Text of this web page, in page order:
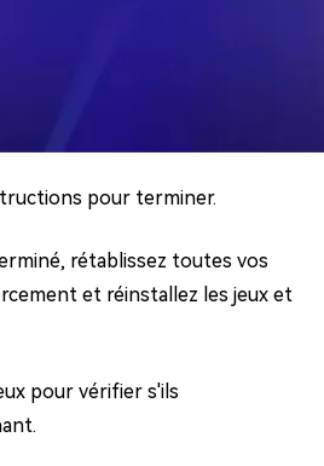
pour terminer.
rétablissez toutes vos
et réinstallez les jeux et
pour vérifier s'ils